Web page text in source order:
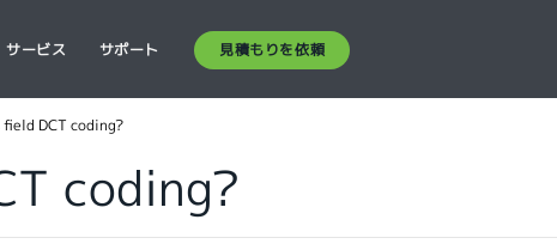
サービス サポート 見積もりを依頼
DCT coding?
coding?